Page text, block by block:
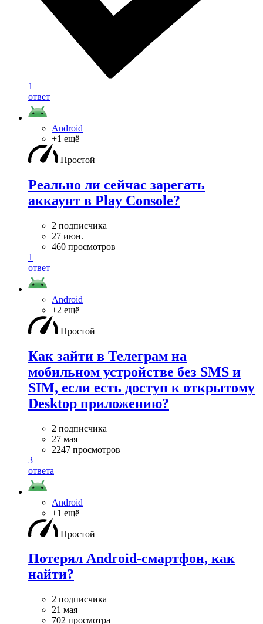
1
ответ
Android
+1 ещё
Простой
Реально ли сейчас зарегать
аккаунт в Play Console?
2 подписчика
27 июн.
460 просмотров
1
ответ
Android
+2 ещё
Простой
Как зайти в Телеграм на
мобильном устройстве без SMS и
SIM, если есть доступ к открытому
Desktop приложению?
2 подписчика
27 мая
2247 просмотров
3
ответа
Android
+1 ещё
Простой
Потерял Android-смартфон, как
найти?
2 подписчика
21 мая
702 просмотра